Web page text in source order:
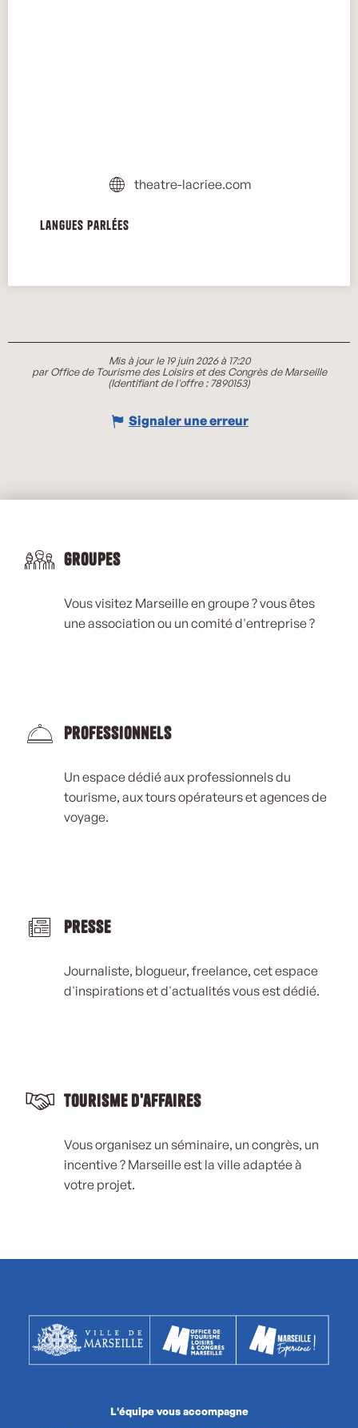
theatre-lacriee.com
Langues parlées
Langues parlées
Mis à jour le 19 juin 2026 à 17:20
par Office de Tourisme des Loisirs et des Congrès de Marseille
(Identifiant de l'offre : 7890153)
Signaler une erreur
Groupes
Vous visitez Marseille en groupe ? vous êtes
une association ou un comité d'entreprise ?
Professionnels
Un espace dédié aux professionnels du
tourisme, aux tours opérateurs et agences de
voyage.
Presse
Journaliste, blogueur, freelance, cet espace
d'inspirations et d'actualités vous est dédié.
Tourisme d'affaires
Vous organisez un séminaire, un congrès, un
incentive ? Marseille est la ville adaptée à
votre projet.
L'équipe vous accompagne